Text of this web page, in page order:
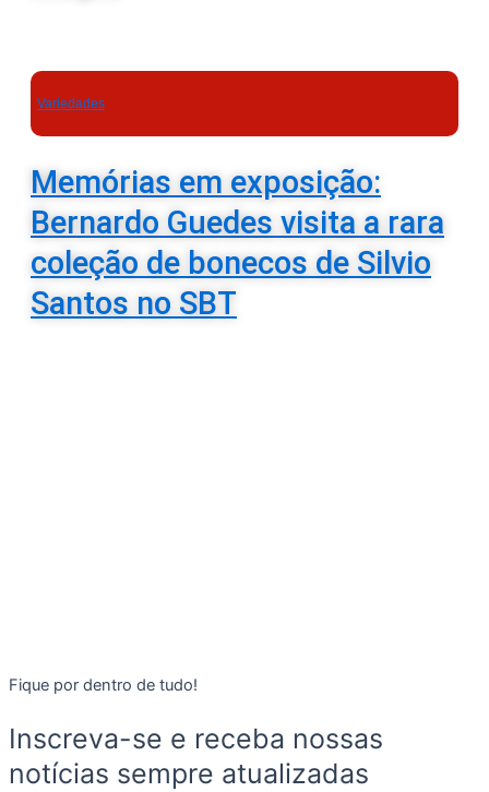
Variedades
Memórias em exposição:
Bernardo Guedes visita a rara
coleção de bonecos de Silvio
Santos no SBT
Fique por dentro de tudo!
Inscreva-se e receba nossas
notícias sempre atualizadas